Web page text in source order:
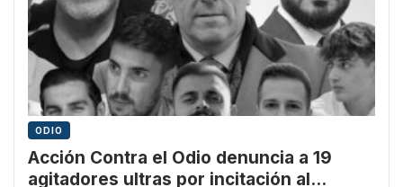
ODIO
Acción Contra el Odio denuncia a 19
agitadores ultras por incitación al